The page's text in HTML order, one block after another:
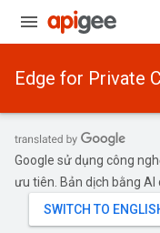
Edge for Private
Google sử dụng công
ưu tiên. Bản dịch bằng AI